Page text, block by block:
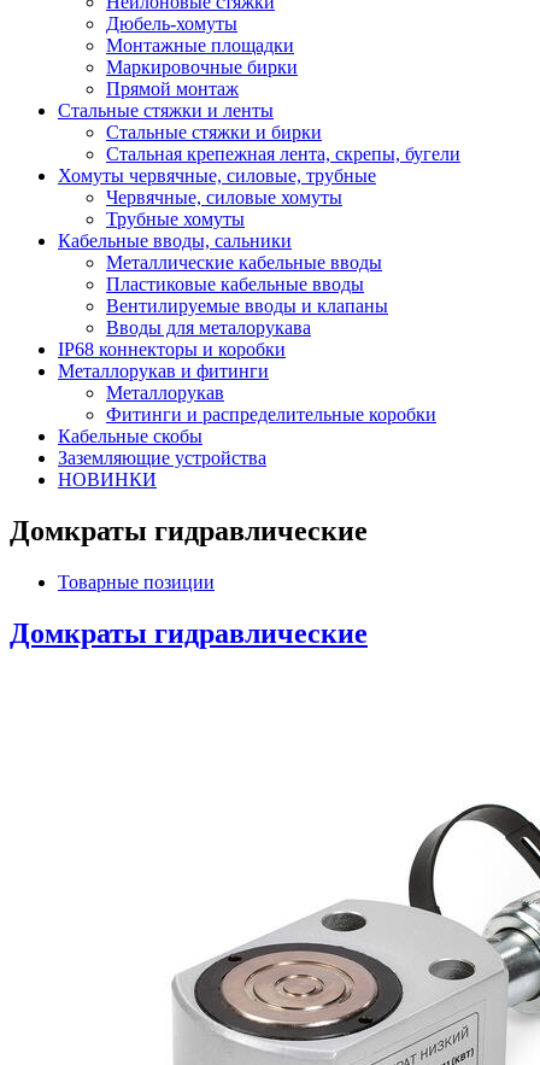
Дюбель-хомуты
Монтажные площадки
Маркировочные бирки
Прямой монтаж
Стальные стяжки и ленты
Стальные стяжки и бирки
Стальная крепежная лента, скрепы, бугели
Хомуты червячные, силовые, трубные
Червячные, силовые хомуты
Трубные хомуты
Кабельные вводы, сальники
Металлические кабельные вводы
Пластиковые кабельные вводы
Вентилируемые вводы и клапаны
Вводы для металорукава
IP68 коннекторы и коробки
Металлорукав и фитинги
Металлорукав
Фитинги и распределительные коробки
Кабельные скобы
Заземляющие устройства
НОВИНКИ
Домкраты гидравлические
Товарные позиции
Домкраты гидравлические